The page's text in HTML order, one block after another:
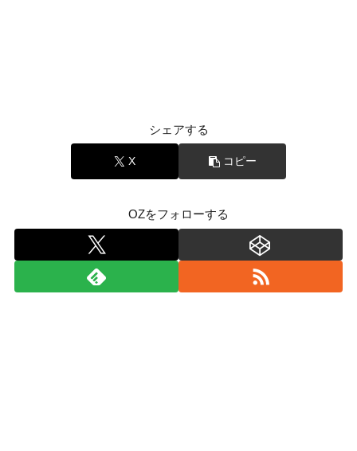
シェアする
X コピー
OZをフォローする